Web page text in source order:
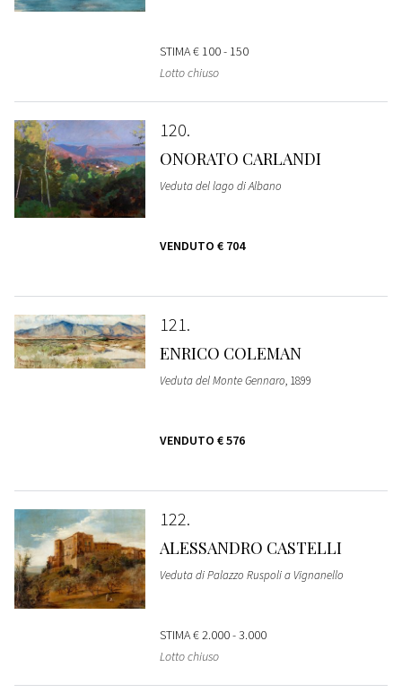
STIMA€ 100 - 150
Lotto chiuso
120
ONORATO CARLANDI
Veduta del lago di Albano
VENDUTO € 704
121
ENRICO COLEMAN
Veduta del Monte Gennaro, 1899
VENDUTO € 576
122
ALESSANDRO CASTELLI
Veduta di Palazzo Ruspoli a Vignanello
STIMA€ 2.000 - 3.000
Lotto chiuso